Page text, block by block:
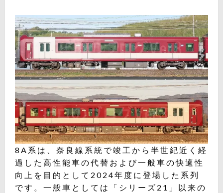
8A系は、奈良線系統で竣工から半世紀近く経
過した高性能車の代替および一般車の快適性
向上を目的として2024年度に登場した系列
です。一般車としては「シリーズ21」以来の